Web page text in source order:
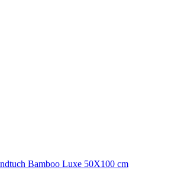
Bamboo Luxe 50X100 cm